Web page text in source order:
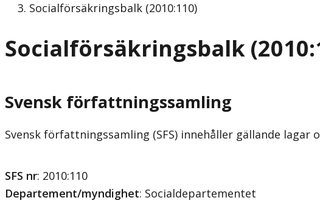
Socialförsäkringsbalk (2010:110)
Socialförsäkringsbalk
Svensk författningssamling
Svensk författningssamling (SFS) innehåller gällande
SFS nr: 2010:110
Departement/myndighet: Socialdepartementet